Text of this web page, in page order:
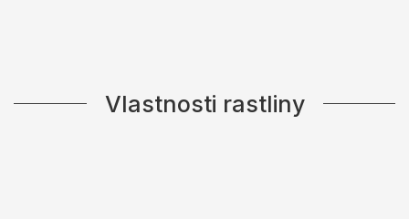
Vlastnosti rastliny